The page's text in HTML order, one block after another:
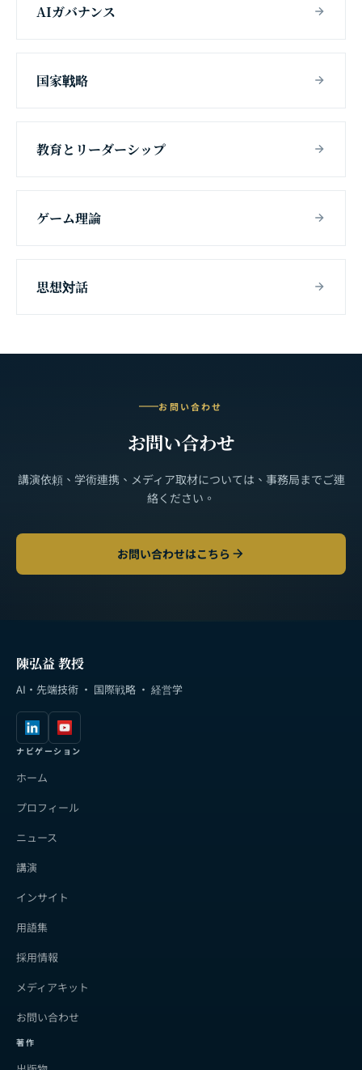
AIガバナンス
国家戦略
教育とリーダーシップ
ゲーム理論
思想対話
お問い合わせ
お問い合わせ
講演依頼、学術連携、メディア取材については、事務局までご連
絡ください。
お問い合わせはこちら
陳弘益 教授
AI・先端技術 · 国際戦略 · 経営学
ナビゲーション
ホーム
プロフィール
ニュース
講演
インサイト
用語集
採用情報
メディアキット
お問い合わせ
著作